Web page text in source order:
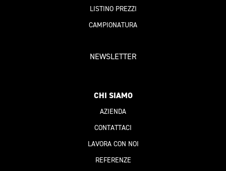
LISTINO PREZZI
CAMPIONATURA
NEWSLETTER
CHI SIAMO
AZIENDA
CONTATTACI
LAVORA CON NOI
REFERENZE